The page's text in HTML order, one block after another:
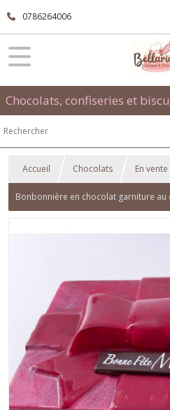
0786264006
Accueil Chocolats En
Bonbonnière en chocolat garniture au